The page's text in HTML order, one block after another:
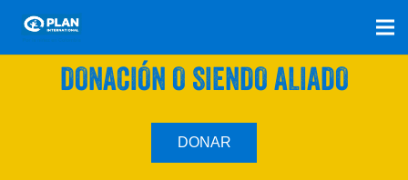
SÚMATE A NUESTRO PLAN CON UNA
DONACIÓN O SIENDO ALIADO
DONAR